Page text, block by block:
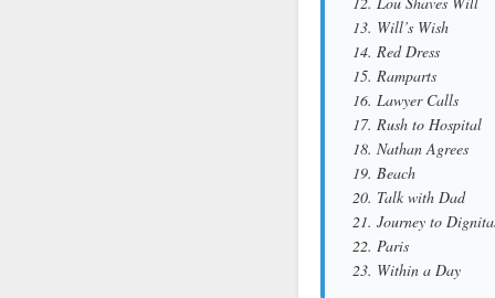
13. Will’s Wish
14. Red Dress
15. Ramparts
16. Lawyer Calls
17. Rush to Hospital
18. Nathan Agrees
19. Beach
20. Talk with Dad
21. Journey to
22. Paris
23. Within a Day